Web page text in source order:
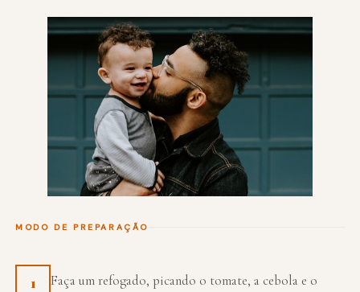
MODO DE PREPARAÇÃO
1
Faça um refogado, picando o tomate, a cebola e o